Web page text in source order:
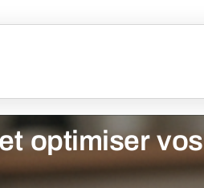
optimiser vos